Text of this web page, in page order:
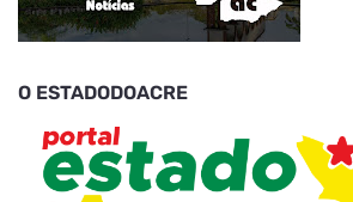
O ESTADODOACRE